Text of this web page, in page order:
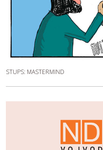
STUPS: MASTERMIND